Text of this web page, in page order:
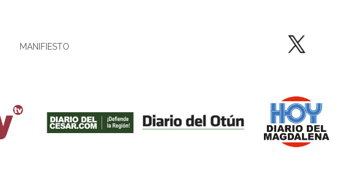
MANIFIESTO